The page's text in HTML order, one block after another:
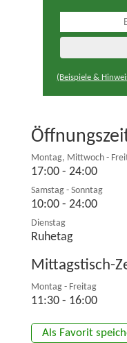
(Beispiele &
Montag, Mittwoch -
17:00 - 24:00
Samstag - Sonntag
10:00 - 24:00
Dienstag
Ruhetag
Mittagstisch-
Montag - Freitag
11:30 - 16:00
Als Favorit